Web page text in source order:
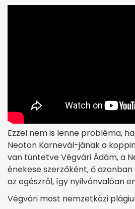
Ezzel nem is lenne probléma,
Neoton Karnevál-jának a
van tüntetve Végvári Ádám, a
énekese szerzőként, ő
az egészről, így nyilvánvalóan
Végvári most nemzetközi